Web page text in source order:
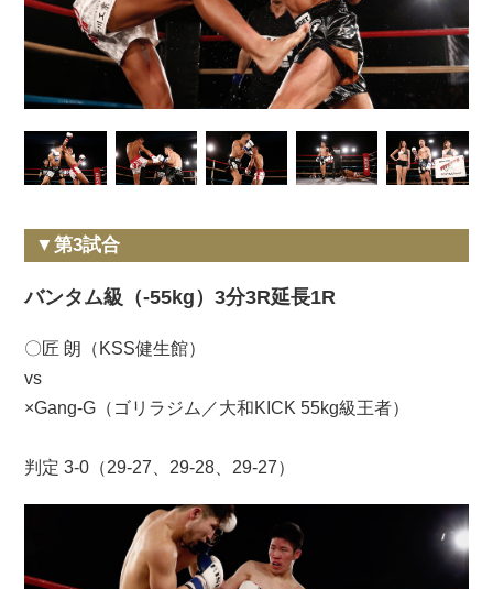
▼第3試合
バンタム級（-55kg）3分3R延長1R
〇匠 朗（KSS健生館）
vs
×Gang-G（ゴリラジム／大和KICK 55kg級王者）
判定 3-0（29-27、29-28、29-27）